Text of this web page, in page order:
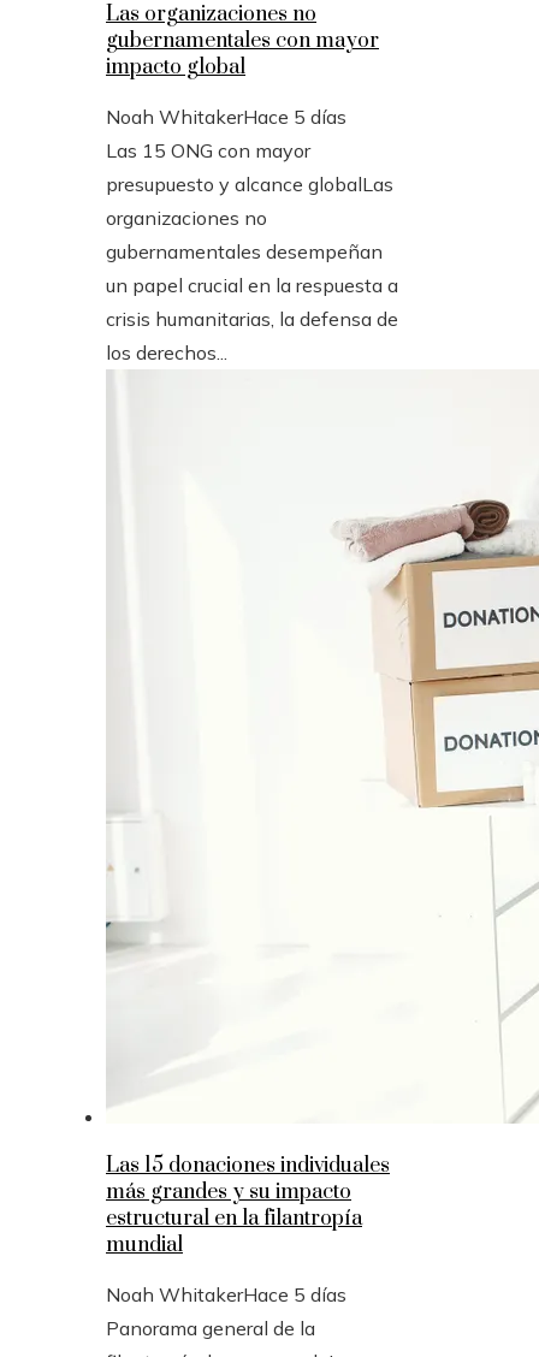
Las organizaciones no
gubernamentales con mayor
impacto global
Noah WhitakerHace 5 días
Las 15 ONG con mayor
presupuesto y alcance globalLas
organizaciones no
gubernamentales desempeñan
un papel crucial en la respuesta a
crisis humanitarias, la defensa de
los derechos...
Las 15 donaciones individuales
más grandes y su impacto
estructural en la filantropía
mundial
Noah WhitakerHace 5 días
Panorama general de la